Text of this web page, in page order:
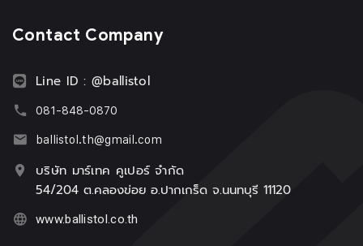
Contact Company
Line ID : @ballistol
081-848-0870
ballistol.th@gmail.com
บริษัท มาร์เทค คูเปอร์ จำกัด
54/204 ต.คลองข่อย อ.ปากเกร็ด จ.นนทบุรี 11120
www.ballistol.co.th